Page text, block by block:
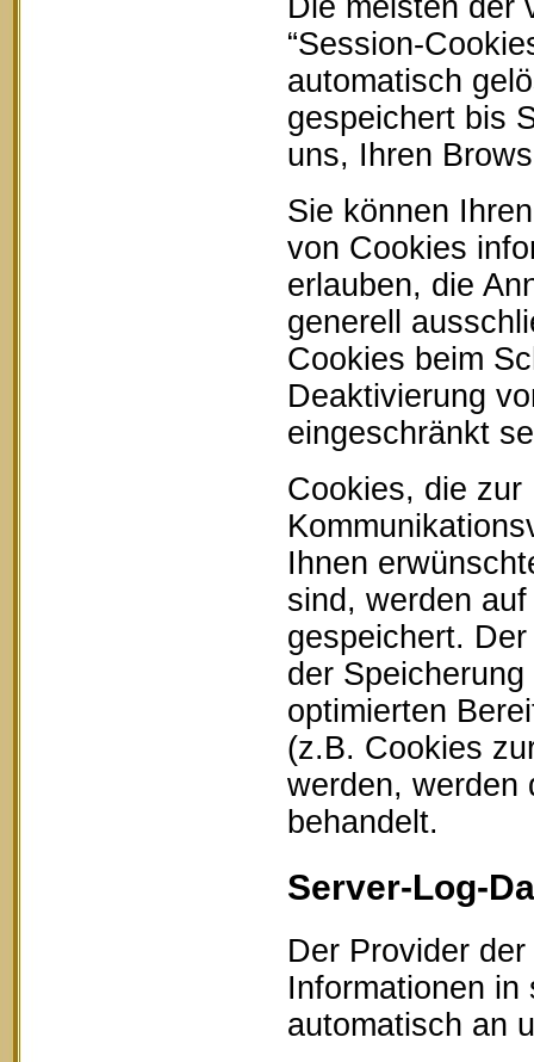
Die meisten der
“Session-
automatisch
gespeichert bis
uns, Ihren
Sie können
von Cookies
erlauben, die
generell
Cookies beim
Deaktivierung
eingeschränkt
Cookies, die zur
Ihnen
sind, werden
gespeichert.
der
optimierten
(z.B. Cookies
werden, werden
behandelt.
Server-Log-
Der Provider
Informationen
automatisch an